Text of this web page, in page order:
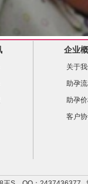
企业
关于
助孕
助孕
客户